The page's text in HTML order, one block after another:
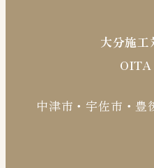
大分施工
中津市・宇佐市・豊